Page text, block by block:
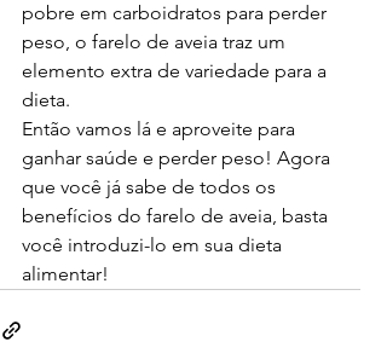
pobre em carboidratos para perder
peso, o farelo de aveia traz um
elemento extra de variedade para a
dieta.
Então vamos lá e aproveite para
ganhar saúde e perder peso! Agora
que você já sabe de todos os
benefícios do farelo de aveia, basta
você introduzi-lo em sua dieta
alimentar!